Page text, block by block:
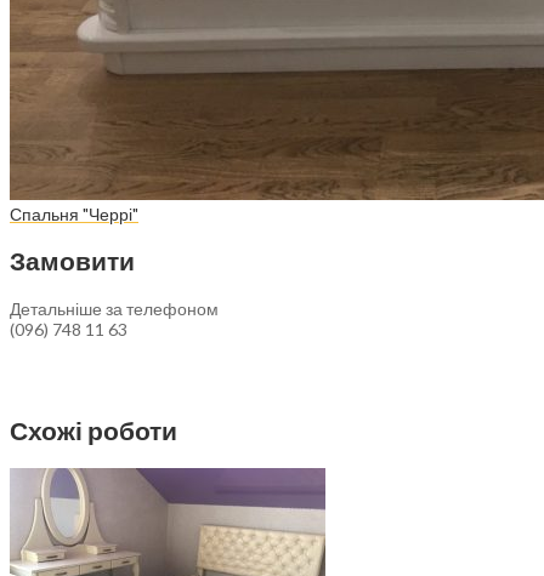
Спальня "Черрі"
Замовити
Детальніше за телефоном
(096) 748 11 63
Схожі роботи